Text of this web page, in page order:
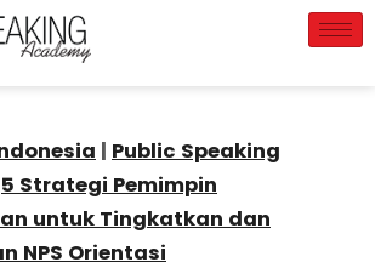
| Public Speaking
5 Strategi Pemimpin
untuk Tingkatkan dan
NPS Orientasi